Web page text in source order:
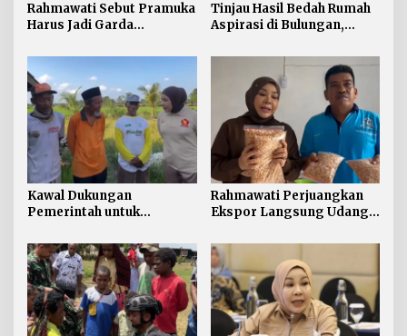
Rahmawati Sebut Pramuka
Harus Jadi Garda
Generasi Perbatasan dari
Narkoba
Tinjau Hasil Bedah Rumah
Aspirasi di Bulungan,
Bantuan Penyelesaian
Pintu dan Jendela
Kawal Dukungan
Pemerintah untuk
Rahmawati Serap Aspirasi
Petani di Desa Gunung
Putih
Rahmawati Perjuangkan
Ekspor Langsung Udang